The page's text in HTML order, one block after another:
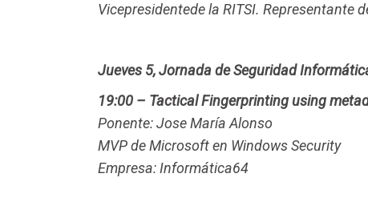
Vicepresidentede la RITSI. Representante
Jueves 5, Jornada de Seguridad
19:00 – Tactical Fingerprinting using
Ponente: Jose María Alonso
MVP de Microsoft en Windows Security
Empresa: Informática64